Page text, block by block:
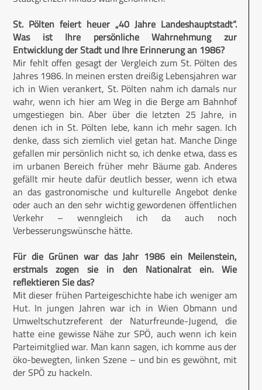
St. Pölten feiert heuer „40 Jahre Landeshauptstadt“.
Was ist Ihre persönliche Wahrnehmung zur
Entwicklung der Stadt und Ihre Erinnerung an 1986?
Mir fehlt offen gesagt der Vergleich zum St. Pölten des
Jahres 1986. In meinen ersten dreißig Lebensjahren war
ich in Wien verankert, St. Pölten nahm ich damals nur
wahr, wenn ich hier am Weg in die Berge am Bahnhof
umgestiegen bin. Aber über die letzten 25 Jahre, in
denen ich in St. Pölten lebe, kann ich mehr sagen. Ich
denke, dass sich ziemlich viel getan hat. Manche Dinge
gefallen mir persönlich nicht so, ich denke etwa, dass es
im urbanen Bereich früher mehr Bäume gab. Anderes
gefällt mir heute dafür deutlich besser, wenn ich etwa
an das gastronomische und kulturelle Angebot denke
oder auch an den sehr wichtig gewordenen öffentlichen
Verkehr – wenngleich ich da auch noch
Verbesserungswünsche hätte.
Für die Grünen war das Jahr 1986 ein Meilenstein,
erstmals zogen sie in den Nationalrat ein. Wie
reflektieren Sie das?
Mit dieser frühen Parteigeschichte habe ich weniger am
Hut. In jungen Jahren war ich in Wien Obmann und
Umweltschutzreferent der Naturfreunde-Jugend, die
hatte eine gewisse Nähe zur SPÖ, auch wenn ich kein
Parteimitglied war. Man kann sagen, ich komme aus der
öko-bewegten, linken Szene – und bin es gewöhnt, mit
der SPÖ zu hackeln.